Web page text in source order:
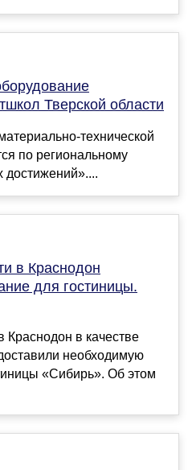
Тверской области
технической
по региональному
достижений»....
в Краснодон
для гостиницы.
Краснодон в качестве
необходимую
«Сибирь». Об этом